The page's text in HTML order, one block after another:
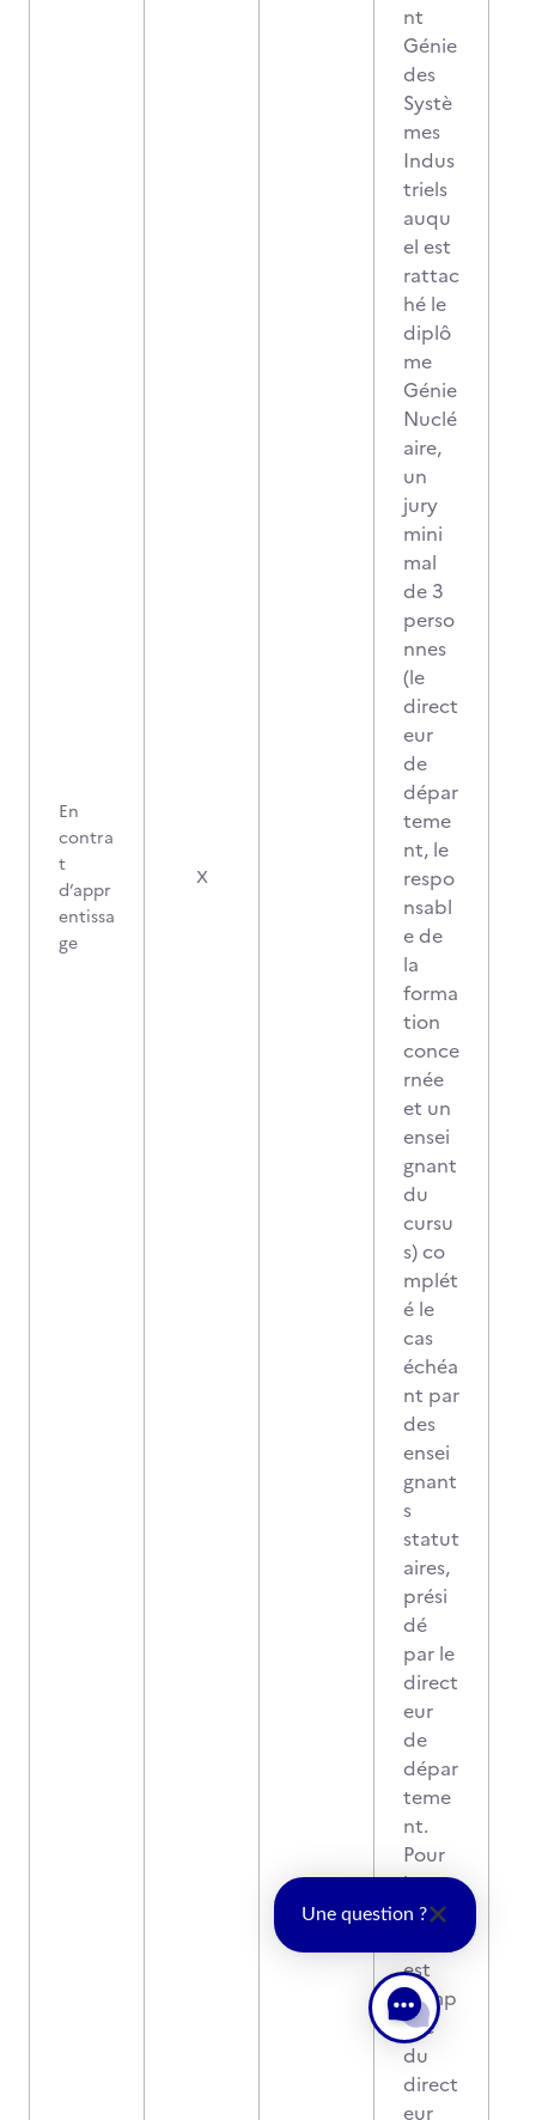
En
contra
t
d’appr
entissa
ge
X
nt
Génie
des
Systè
mes
Indus
triels
auqu
el est
rattac
hé le
diplô
me
Génie
Nuclé
aire,
un
jury
mini
mal
de 3
perso
nnes
(le
direct
eur
de
dépar
teme
nt, le
respo
nsabl
e de
la
forma
tion
conce
rnée
et un
ensei
gnant
du
cursu
s) co
mplét
é le
cas
échéa
nt par
des
ensei
gnant
s
statut
aires,
prési
dé
par le
direct
eur
de
dépar
teme
nt.
Pour
le
titre,
est
comp
osé
du
direct
eur
Une question ?